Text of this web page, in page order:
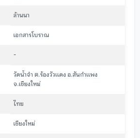
ล้านนา
เอกสารโบราณ
-
วัดน้ำจำ ต.ร้องวัวแดง อ.สันกำแพง
จ.เชียงใหม่
ไทย
เชียงใหม่